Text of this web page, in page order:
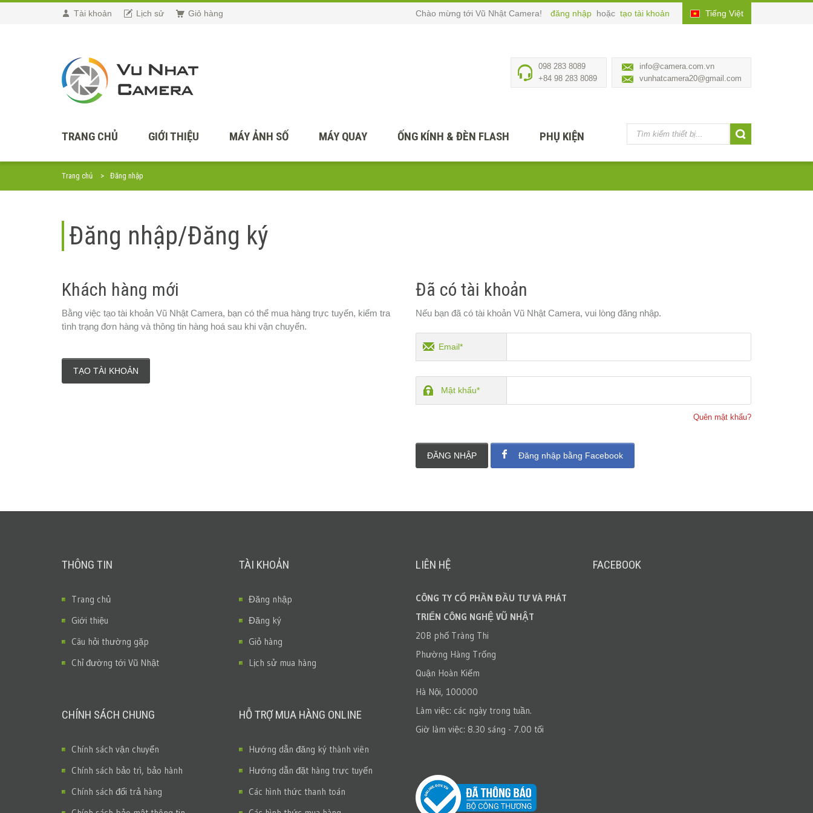
Tài khoản Lịch sử Giỏ hàng Tiếng Việt
Chào mừng tới Vũ Nhật Camera! đăng nhập hoặc tạo tài khoản
info@camera.com.vn
vunhatcamera20@gmail.com
098 283 8089
+84 98 283 8089
TRANG CHỦ GIỚI THIỆU MÁY ẢNH SỐ MÁY QUAY ỐNG KÍNH & ĐÈN FLASH PHỤ KIỆN
Trang chủ Đăng nhập
Đăng nhập/Đăng ký
Khách hàng mới
Bằng việc tạo tài khoản Vũ Nhật Camera, bạn có thể mua hàng trực tuyến, kiểm tra
tình trạng đơn hàng và thông tin hàng hoá sau khi vận chuyển.
TẠO TÀI KHOẢN
Đã có tài khoản
Nếu bạn đã có tài khoản Vũ Nhật Camera, vui lòng đăng nhập.
Email*
Mật khẩu*
Quên mật khẩu?
ĐĂNG NHẬP Đăng nhập bằng Facebook
THÔNG TIN
Trang chủ
Giới thiệu
Câu hỏi thường gặp
Chỉ đường tới Vũ Nhật
CHÍNH SÁCH CHUNG
Chính sách vận chuyển
Chính sách bảo trì, bảo hành
Chính sách đổi trả hàng
TÀI KHOẢN
Đăng nhập
Đăng ký
Giỏ hàng
Lịch sử mua hàng
HỖ TRỢ MUA HÀNG ONLINE
Hướng dẫn đăng ký thành viên
Hướng dẫn đặt hàng trực tuyến
Các hình thức thanh toán
LIÊN HỆ
CÔNG TY CỔ PHẦN ĐẦU TƯ VÀ PHÁT
TRIỂN CÔNG NGHỆ VŨ NHẬT
20B phố Tràng Thi
Phường Hàng Trống
Quận Hoàn Kiếm
Hà Nội, 100000
Làm việc: các ngày trong tuần.
Giờ làm việc: 8.30 sáng - 7.00 tối
FACEBOOK